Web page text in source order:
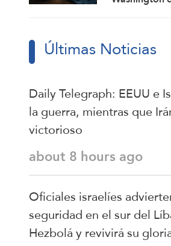
Últimas Noticias
Daily Telegraph: EEUU e
la guerra, mientras que
victorioso
about 8 hours ago
Oficiales israelíes
seguridad en el sur del
Hezbolá y revivirá su